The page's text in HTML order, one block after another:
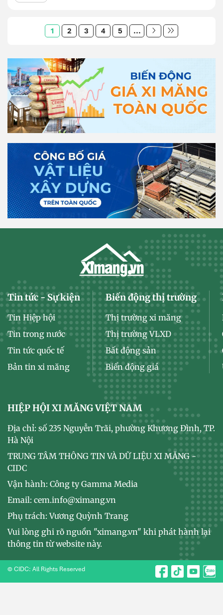
1 2 3 4 5 ...
Tin tức - Sự kiện
Tin Hiệp hội
Tin trong nước
Tin tức quốc tế
Bản tin xi măng
Biến động thị trường
Thị trường xi măng
Thị trường VLXD
Bất động sản
Biến động giá
HIỆP HỘI XI MĂNG VIỆT NAM
Địa chỉ: số 235 Nguyễn Trãi, phường Khương Đình, TP.
Hà Nội
TRUNG TÂM THÔNG TIN VÀ DỮ LIỆU XI MĂNG -
CIDC
Vận hành: Công ty Gamma Media
Email: cem.info@ximang.vn
Phụ trách: Vương Quỳnh Trang
Vui lòng ghi rõ nguồn "ximang.vn" khi phát hành lại
thông tin từ website này.
© CIDC: All Rights Reserved